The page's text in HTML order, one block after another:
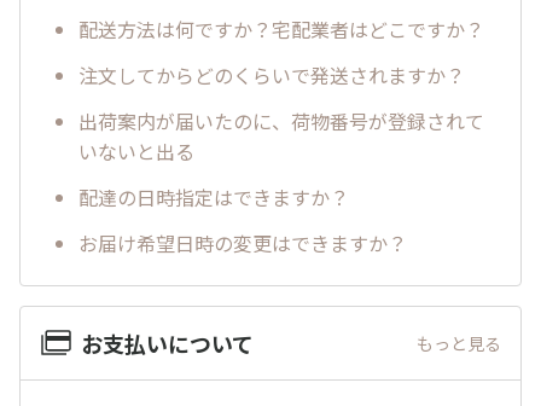
配送方法は何ですか？宅配業者はどこですか？
注文してからどのくらいで発送されますか？
出荷案内が届いたのに、荷物番号が登録されて
いないと出る
配達の日時指定はできますか？
お届け希望日時の変更はできますか？
お支払いについて もっと見る